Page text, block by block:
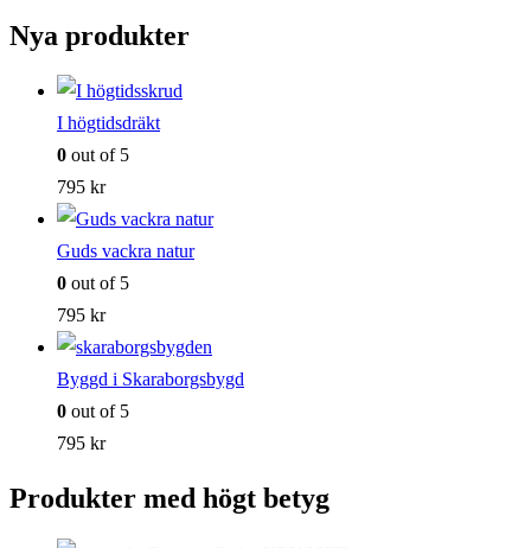
Nya produkter
I högtidsdräkt
0 out of 5
795 kr
Guds vackra natur
0 out of 5
795 kr
Byggd i Skaraborgsbygd
0 out of 5
795 kr
Produkter med högt betyg